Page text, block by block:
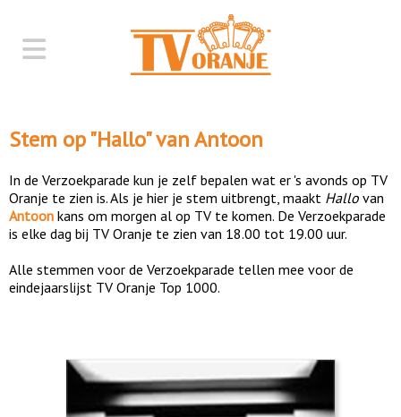
Stem op "Hallo" vanAntoon
In de Verzoekparade kun je zelf bepalen wat er 's avonds op TV
Oranje te zien is. Als je hier je stem uitbrengt, maakt Hallo van
Antoon kans om morgen al op TV te komen. De Verzoekparade
is elke dag bij TV Oranje te zien van 18.00 tot 19.00 uur.
Alle stemmen voor de Verzoekparade tellen mee voor de
eindejaarslijst TV Oranje Top 1000.